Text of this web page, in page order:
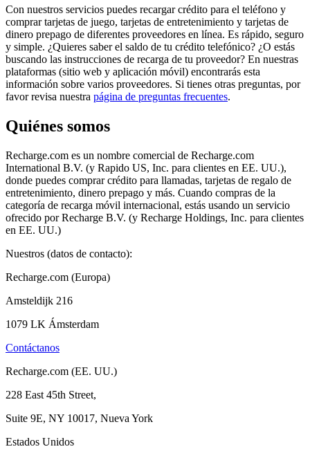
Con nuestros servicios puedes recargar crédito para el teléfono y
comprar tarjetas de juego, tarjetas de entretenimiento y tarjetas de
dinero prepago de diferentes proveedores en línea. Es rápido, seguro
y simple. ¿Quieres saber el saldo de tu crédito telefónico? ¿O estás
buscando las instrucciones de recarga de tu proveedor? En nuestras
plataformas (sitio web y aplicación móvil) encontrarás esta
información sobre varios proveedores. Si tienes otras preguntas, por
favor revisa nuestra página de preguntas frecuentes.
Quiénes somos
Recharge.com es un nombre comercial de Recharge.com
International B.V. (y Rapido US, Inc. para clientes en EE. UU.),
donde puedes comprar crédito para llamadas, tarjetas de regalo de
entretenimiento, dinero prepago y más. Cuando compras de la
categoría de recarga móvil internacional, estás usando un servicio
ofrecido por Recharge B.V. (y Recharge Holdings, Inc. para clientes
en EE. UU.)
Nuestros (datos de contacto):
Recharge.com (Europa)
Amsteldijk 216
1079 LK Ámsterdam
Contáctanos
Recharge.com (EE. UU.)
228 East 45th Street,
Suite 9E, NY 10017, Nueva York
Estados Unidos